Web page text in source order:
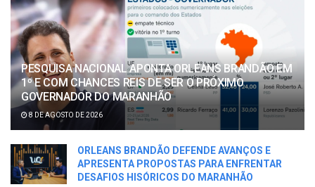
PESQUISA NACIONAL APONTA ORLEANS BRANDÃO EM
1º E COM CHANCES REIS DE SER O PRÓXIMO
GOVERNADOR DO MARANHÃO
8 DE AGOSTO DE 2026
ORLEANS BRANDÃO DEFENDE AVANÇOS E
APRESENTA PROPOSTAS PARA ENFRENTAR
DESAFIOS HISÓRICOS DO MARANHÃO